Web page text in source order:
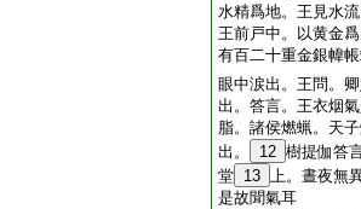
水精爲地。王見水
王前戸中。以黄金
有百二十重金銀幃
眼中涙出。王問。
出。答言。王衣烟
脂。諸侯燃蝋。天
出。
12 樹提伽答
堂 13 上。晝夜無
是故聞氣耳